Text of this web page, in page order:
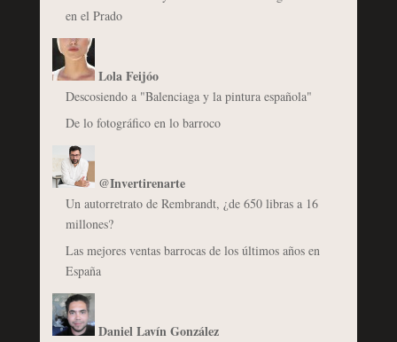
en el Prado
Lola Feijóo
Descosiendo a "Balenciaga y la pintura española"
De lo fotográfico en lo barroco
@Invertirenarte
Un autorretrato de Rembrandt, ¿de 650 libras a 16
millones?
Las mejores ventas barrocas de los últimos años en
España
Daniel Lavín González